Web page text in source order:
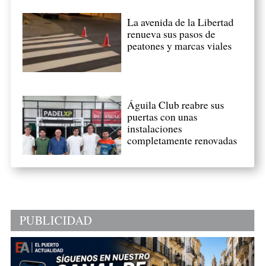
La avenida de la Libertad
renueva sus pasos de
peatones y marcas viales
Águila Club reabre sus
puertas con unas
instalaciones
completamente renovadas
PUBLICIDAD